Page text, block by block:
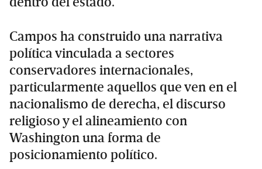
Campos ha construido una narrativa
política vinculada a sectores
conservadores internacionales,
particularmente aquellos que ven en el
nacionalismo de derecha, el discurso
religioso y el alineamiento con
Washington una forma de
posicionamiento político.